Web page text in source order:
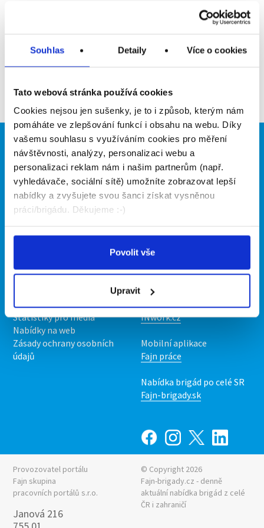
Souhlas Detaily Více o cookies
Tato webová stránka používá cookies
Cookies nejsou jen sušenky, je to i způsob, kterým nám
pomáháte ve zlepšování funkcí i obsahu na webu. Díky
vašemu souhlasu s využíváním cookies pro měření
návštěvnosti, analýzy, personalizaci webu a
personalizaci reklam nám i našim partnerům (např.
vyhledávače, sociální sítě) umožníte zobrazovat lepší
nabídky a zvyšujete svou šanci získat vysněnou
práci/brigádu. Děkujeme :-)
Povolit vše
Upravit
Brigádníci
Články
Hledané brigády
Firmy
Vložit inzerát
Ceník
Propagace
O portálu
Kontakt
O nás
Upravit předvolby cookies
Statistiky pro média
Nabídky na web
Zásady ochrany osobních
údajů
Fajn brigády
Nabídka práce z celé ČR
INwork.cz
Mobilní aplikace
Fajn práce
Nabídka brigád po celé SR
Fajn-brigady.sk
Provozovatel portálu
Fajn skupina
pracovních portálů s.r.o.
Janová 216
© Copyright 2026
Fajn-brigady.cz - denně
aktuální nabídka brigád z celé
ČR i zahraničí